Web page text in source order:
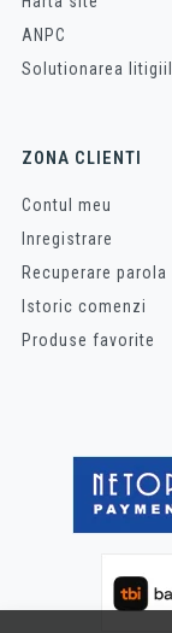
ANPC
Solutionarea
ZONA CLIENTI
Contul meu
Inregistrare
Recuperare parola
Istoric comenzi
Produse favorite